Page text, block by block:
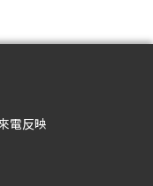
電反映